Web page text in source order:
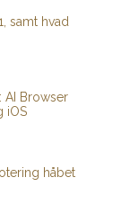
samt hvad
AI Browser
iOS
håbet